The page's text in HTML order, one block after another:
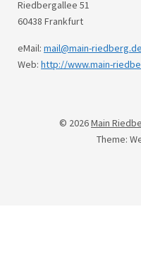
Riedbergallee 51
60438 Frankfurt
eMail: mail@main-riedberg.de
Web: http://www.main-
© 2026Main
Theme: